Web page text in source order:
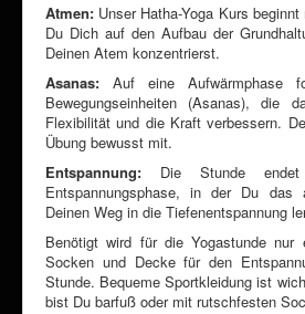
Atmen: Unser Hatha-Yoga Kurs
Du Dich auf den Aufbau der
Deinen Atem konzentrierst.
Asanas: Auf eine Aufwärmphase
Bewegungseinheiten (Asanas), die
Flexibilität und die Kraft verbessern.
Übung bewusst mit.
Entspannung: Die Stunde
Entspannungsphase, in der Du das
Deinen Weg in die Tiefenentspannung
Benötigt wird für die Yogastunde nur
Socken und Decke für den
Stunde. Bequeme Sportkleidung ist
bist Du barfuß oder mit rutschfesten